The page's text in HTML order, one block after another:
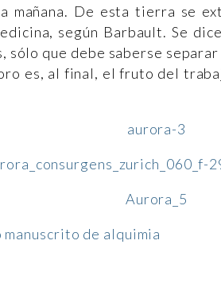
mañana. De esta tierra se
según Barbault. Se
sólo que debe saberse
es, al final, el fruto del
de alquimia